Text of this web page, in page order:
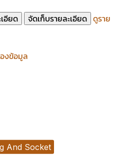
อียด จัดเก็บรายละเอียด ดูราย
งข้อมูล
And Socket